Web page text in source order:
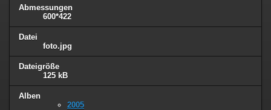
Abmessungen
600*422
Datei
foto.jpg
Dateigröße
125 kB
Alben
2005